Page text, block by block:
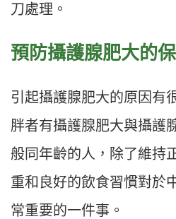
刀處理。
預防攝護腺肥大的
引起攝護腺肥大的原因有
胖者有攝護腺肥大與攝護
般同年齡的人，除了維持
重和良好的飲食習慣對於
常重要的一件事。